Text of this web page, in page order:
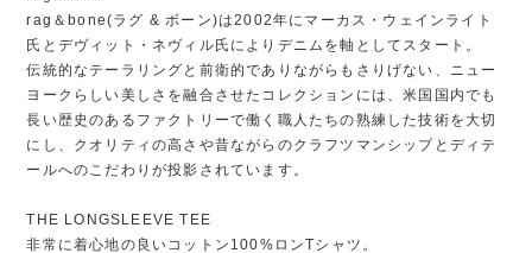
rag＆bone(ラグ & ボーン)は2002年にマーカス・ウェインライト
氏とデヴィット・ネヴィル氏によりデニムを軸としてスタート。
伝統的なテーラリングと前衛的でありながらもさりげない、ニュー
ヨークらしい美しさを融合させたコレクションには、米国国内でも
長い歴史のあるファクトリーで働く職人たちの熟練した技術を大切
にし、クオリティの高さや昔ながらのクラフツマンシップとディテ
ールへのこだわりが投影されています。
THE LONGSLEEVE TEE
非常に着心地の良いコットン100%ロンTシャツ。